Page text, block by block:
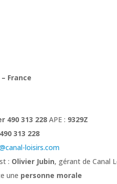
France
490 313 228 APE : 9329Z
313 228
loisirs.com
: Olivier Jubin, gérant de Canal
une personne morale